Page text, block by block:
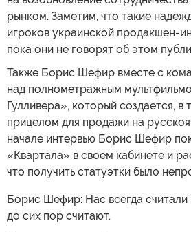
рынком. Заметим, что такие
игроков украинской продакшен-
пока они не говорят об этом
Также Борис Шефир вместе с
над полнометражным
Гулливера», который создается, в
прицелом для продажи на
начале интервью Борис Шефир
«Квартала» в своем кабинете и
что получить статуэтки было
Борис Шефир: Нас всегда считали
до сих пор считают.